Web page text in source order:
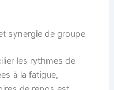
synergie de groupe
les rythmes de
à la fatigue,